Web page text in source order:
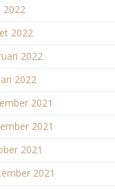
2022
2022
2022
2022
2021
2021
2021
2021